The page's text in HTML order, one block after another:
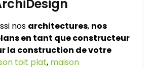
nos architectures, nos
en tant que constructeur
la construction de votre
toit plat, maison